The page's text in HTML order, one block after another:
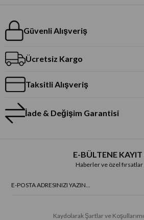
Güvenli Alışveriş
Ücretsiz Kargo
Taksitli Alışveriş
İade & Değişim Garantisi
E-BÜLTENE KAYIT
Haberler ve özel fırsatlar
Kaydolarak Şartlar ve